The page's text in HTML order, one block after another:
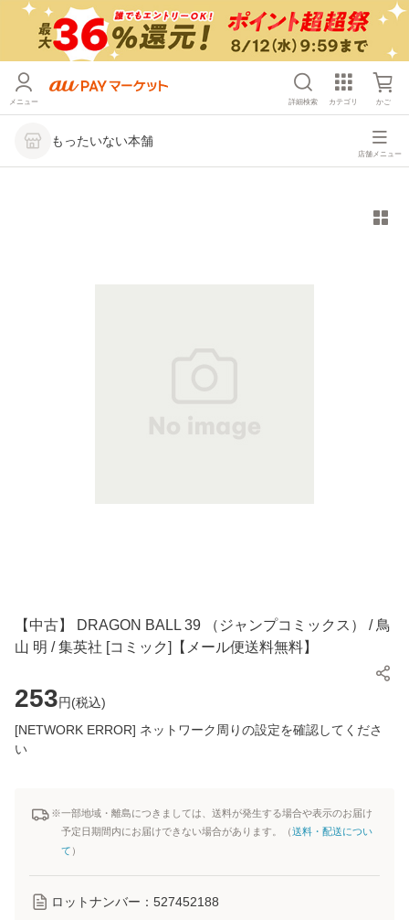
メニュー 詳細検索 カテゴリ かご
もったいない本舗
店舗メニュー
【中古】 DRAGON BALL 39 （ジャンプコミックス） / 鳥
山 明 / 集英社 [コミック]【メール便送料無料】
253円(税込)
[NETWORK ERROR] ネットワーク周りの設定を確認してくださ
い
※一部地域・離島につきましては、送料が発生する場合や表示のお届け
予定日期間内にお届けできない場合があります。（送料・配送につい
て ）
ロットナンバー： 527452188